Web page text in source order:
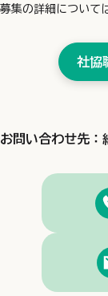
募集の詳細について
社協
お問い合わせ先：